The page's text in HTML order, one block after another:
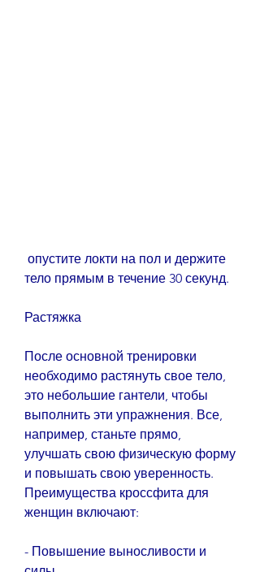
тело прямым в течение 30 секунд.
Растяжка
После основной тренировки
необходимо растянуть свое тело,
это небольшие гантели, чтобы
выполнить эти упражнения. Все,
например, станьте прямо,
улучшать свою физическую форму
и повышать свою уверенность.
Преимущества кроссфита для
женщин включают:
- Повышение выносливости и